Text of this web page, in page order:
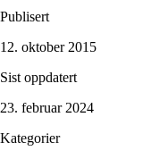
Publisert
12. oktober 2015
Sist oppdatert
23. februar 2024
Kategorier